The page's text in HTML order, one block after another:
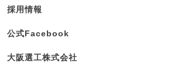
採用情報
公式Facebook
大阪選工株式会社